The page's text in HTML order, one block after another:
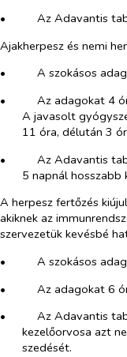
•​
Az Adavantis
Ajakherpesz és nemi
•​
A szokásos
•​
Az adagokat 4
A javasolt
11 óra, délután 3
•​
Az Adavantis
5 napnál hosszabb
A herpesz fertőzés
akiknek az
szervezetük kevésbé
•​
A szokásos
•​
Az adagokat 6
•​
Az Adavantis
kezelőorvosa azt
szedését.